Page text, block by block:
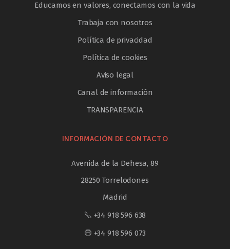
Educamos en valores, conectamos con la vida
Trabaja con nosotros
Política de privacidad
Política de cookies
Aviso legal
Canal de información
TRANSPARENCIA
INFORMACIÓN DE CONTACTO
Avenida de la Dehesa, 89
28250 Torrelodones
Madrid
+34 918 596 638
+34 918 596 073